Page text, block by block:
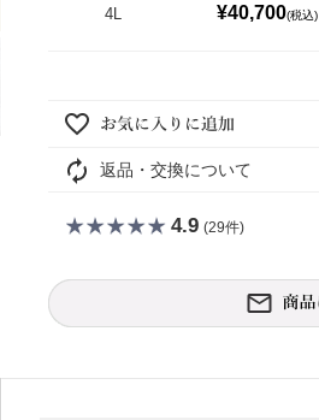
4L ¥40,700(税込)
返品・交換について
4.9 (29件)